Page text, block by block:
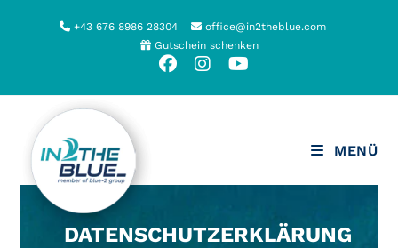
+43 676 8986 28304
office@in2theblue.com
Gutschein schenken
MENÜ
DATENSCHUTZERKLÄRUNG